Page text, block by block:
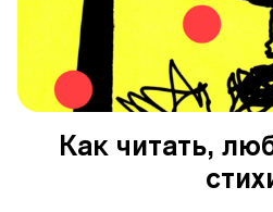
Как читать,